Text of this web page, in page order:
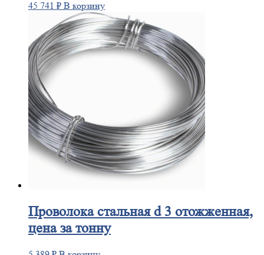
45 741 ₽ В корзину
Проволокастальная d 3 отожженная,
цена за тонну